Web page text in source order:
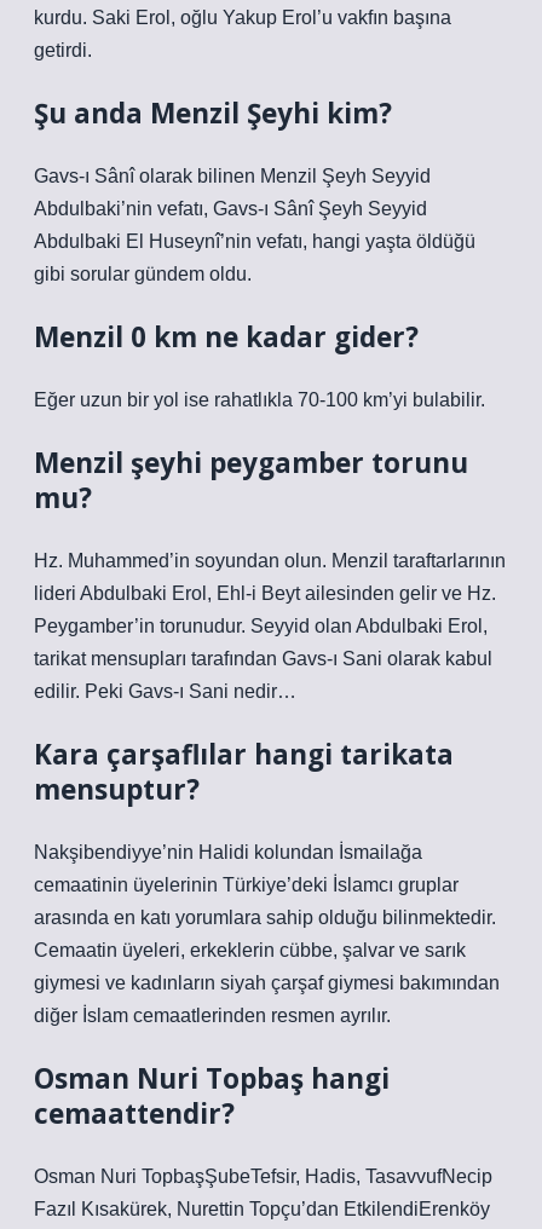
kurdu. Saki Erol, oğlu Yakup Erol’u vakfın başına
getirdi.
Şu anda Menzil Şeyhi kim?
Gavs-ı Sânî olarak bilinen Menzil Şeyh Seyyid
Abdulbaki’nin vefatı, Gavs-ı Sânî Şeyh Seyyid
Abdulbaki El Huseynî’nin vefatı, hangi yaşta öldüğü
gibi sorular gündem oldu.
Menzil 0 km ne kadar gider?
Eğer uzun bir yol ise rahatlıkla 70-100 km’yi bulabilir.
Menzil şeyhi peygamber torunu
mu?
Hz. Muhammed’in soyundan olun. Menzil taraftarlarının
lideri Abdulbaki Erol, Ehl-i Beyt ailesinden gelir ve Hz.
Peygamber’in torunudur. Seyyid olan Abdulbaki Erol,
tarikat mensupları tarafından Gavs-ı Sani olarak kabul
edilir. Peki Gavs-ı Sani nedir…
Kara çarşaflılar hangi tarikata
mensuptur?
Nakşibendiyye’nin Halidi kolundan İsmailağa
cemaatinin üyelerinin Türkiye’deki İslamcı gruplar
arasında en katı yorumlara sahip olduğu bilinmektedir.
Cemaatin üyeleri, erkeklerin cübbe, şalvar ve sarık
giymesi ve kadınların siyah çarşaf giymesi bakımından
diğer İslam cemaatlerinden resmen ayrılır.
Osman Nuri Topbaş hangi
cemaattendir?
Osman Nuri TopbaşŞubeTefsir, Hadis, TasavvufNecip
Fazıl Kısakürek, Nurettin Topçu’dan EtkilendiErenköy